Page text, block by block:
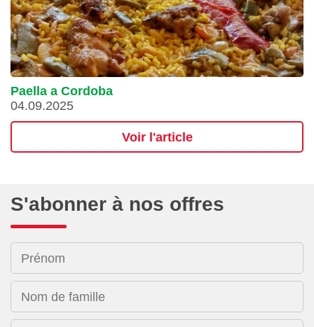
Paella a Cordoba
04.09.2025
Voir l'article
S'abonner à nos offres
Prénom
Nom de famille